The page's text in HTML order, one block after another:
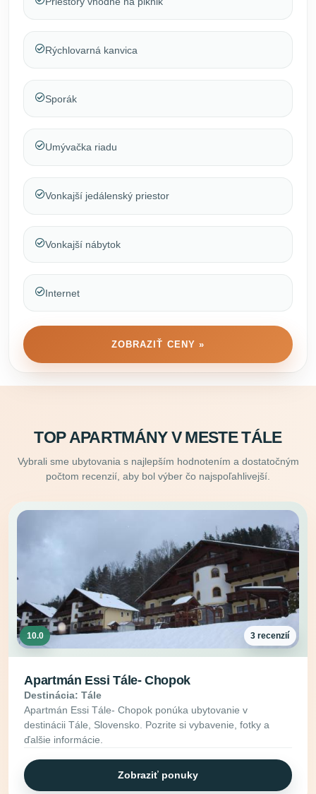
Rýchlovarná kanvica
Sporák
Umývačka riadu
Vonkajší jedálenský priestor
Vonkajší nábytok
Internet
ZOBRAZIŤ CENY »
TOP APARTMÁNY V MESTE TÁLE
Vybrali sme ubytovania s najlepším hodnotením a dostatočným
počtom recenzií, aby bol výber čo najspoľahlivejší.
10.0 3 recenzií
Apartmán Essi Tále- Chopok
Destinácia: Tále
Apartmán Essi Tále- Chopok ponúka ubytovanie v
destinácii Tále, Slovensko. Pozrite si vybavenie, fotky a
ďalšie informácie.
Zobraziť ponuky